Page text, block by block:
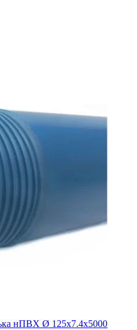
нПВХ Ø 125х7.4х5000